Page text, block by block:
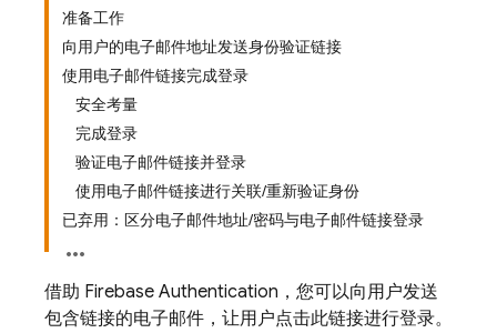
准备工作
向用户的电子邮件地址发送身份验证链接
使用电子邮件链接完成登录
安全考量
完成登录
验证电子邮件链接并登录
使用电子邮件链接进行关联/重新验证身份
已弃用：区分电子邮件地址/密码与电子邮件链接登录
借助 Firebase Authentication，您可以向用户发送
包含链接的电子邮件，让用户点击此链接进行登录。